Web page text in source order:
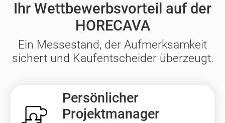
Ihr Wettbewerbsvorteil auf der
HORECAVA
Ein Messestand, der Aufmerksamkeit
sichert und Kaufentscheider überzeugt.
Persönlicher
Projektmanager